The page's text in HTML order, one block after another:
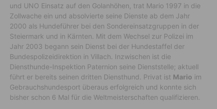
und UNO Einsatz auf den Golanhöhen, trat Mario 1997 in die
Zollwache ein und absolvierte seine Dienste ab dem Jahr
2000 als Hundeführer bei den Sondereinsatzgruppen in der
Steiermark und in Kärnten. Mit dem Wechsel zur Polizei im
Jahr 2003 begann sein Dienst bei der Hundestaffel der
Bundespolizeidirektion in Villach. Inzwischen ist die
Diensthunde-Inspektion Paternion seine Dienststelle; aktuell
führt er bereits seinen dritten Diensthund. Privat ist Mario im
Gebrauchshundesport überaus erfolgreich und konnte sich
bisher schon 6 Mal für die Weltmeisterschaften qualifizieren.